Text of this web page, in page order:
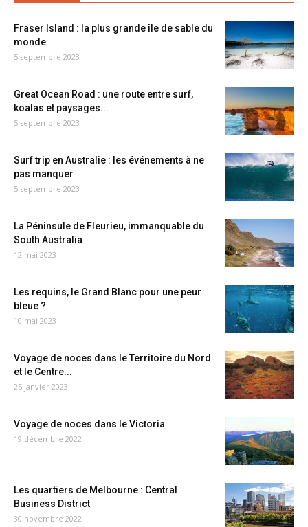
Fraser Island : la plus grande île de sable du
monde
5 septembre 2023
Great Ocean Road : une route entre surf,
koalas et paysages...
5 septembre 2023
Surf trip en Australie : les événements à ne
pas manquer
5 septembre 2023
La Péninsule de Fleurieu, immanquable du
South Australia
12 mai 2023
Les requins, le Grand Blanc pour une peur
bleue ?
10 mai 2023
Voyage de noces dans le Territoire du Nord
et le Centre...
25 janvier 2023
Voyage de noces dans le Victoria
19 décembre 2022
Les quartiers de Melbourne : Central
Business District
30 novembre 2022